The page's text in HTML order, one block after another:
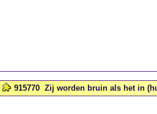
915770 Zij worden bruin als het in